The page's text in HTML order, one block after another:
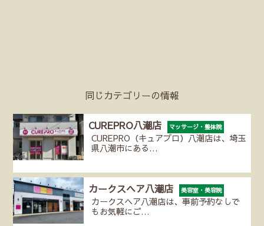
同じカテゴリーの情報
CUREPRO八潮店 マッサージ・整体院
CUREPRO（キュアプロ）八潮店は、埼玉
県八潮市にある…
カークスヘア八潮店 美容室・美容院
カークスヘア八潮店は、事前予約なしで
もお気軽にご…